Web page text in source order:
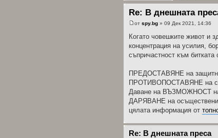
Re: В днешната
от spy.bg » 09 Дек 2021, 14:36
Когато човешките живот и
концентрация на усилия,
съпричастност към
ПРЕДОСТАВЯНЕ на защитни
ПРОТИВОПОСТАВЯНЕ на
Даване на ВЪЗМОЖНОСТ на
ДАРЯВАНЕ на
цялата информация от
Re: В днешната преса